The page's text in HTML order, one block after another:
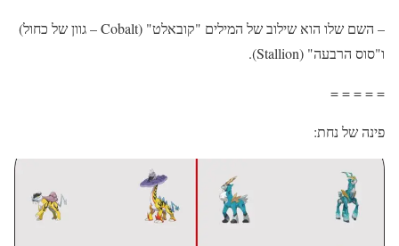
– השם שלו הוא שילוב של המילים "קובאלט" (Cobalt – גוון של כחול)
ו"סוס הרבעה" (Stallion).
= = = = =
פינה של נחת: